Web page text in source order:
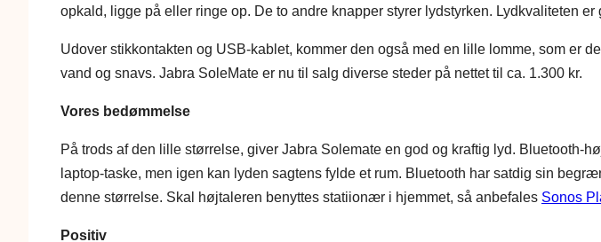
opkald, ligge på eller ringe op. De to andre knapper styrer lydstyrken. Lydkvaliteten er
Udover stikkontakten og USB-kablet, kommer den også med en lille lomme, som er
vand og snavs. Jabra SoleMate er nu til salg diverse steder på nettet til ca. 1.300 kr.
Vores bedømmelse
På trods af den lille størrelse, giver Jabra Solemate en god og kraftig lyd. Bluetooth-
laptop-taske, men igen kan lyden sagtens fylde et rum. Bluetooth har satdig sin
denne størrelse. Skal højtaleren benyttes statiionær i hjemmet, så anbefales Sonos
Positiv